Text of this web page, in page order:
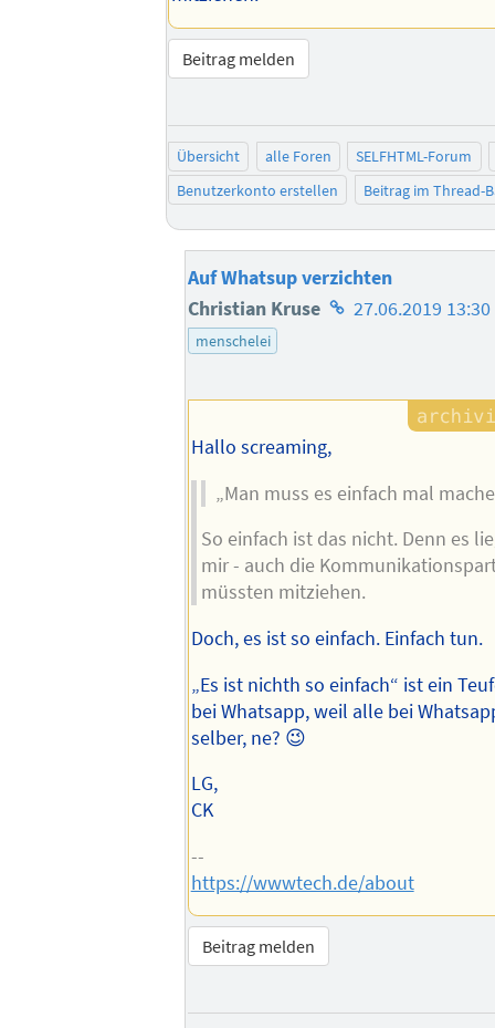
Beitrag melden
Übersicht alle Foren
SELFHTML-Forum
Benutzerkonto erstellen
Beitrag im Thread-
Auf Whatsup verzichten
Christian Kruse Homepage
27.06.2019 13:30
menschelei
Hallo screaming,
„Man muss es einfach mal
So einfach ist das nicht. Denn es
mir - auch die
müssten mitziehen.
Doch, es ist so einfach. Einfach tun.
„Es ist nichth so einfach“ ist ein
bei Whatsapp, weil alle bei
selber, ne? 😉
LG,
CK
--
https://wwwtech.de/about
Beitrag melden